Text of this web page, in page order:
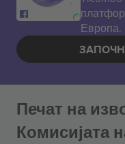
Европа.
Печат на
Комисијата